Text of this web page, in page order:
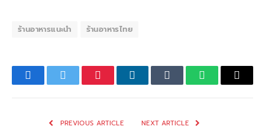
ร้านอาหารแนะนำ ร้านอาหารไทย
FacebookTwitterPinterestLinkedInTumblrWhatsApp
Email
PREVIOUS ARTICLE NEXT ARTICLE